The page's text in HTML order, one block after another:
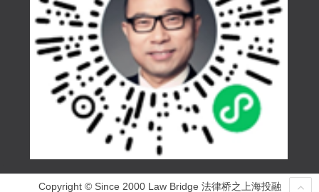
Copyright © Since 2000 Law Bridge 法律桥之上海投融